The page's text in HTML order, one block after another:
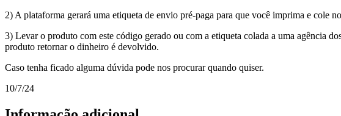
2) A plataforma gerará uma etiqueta de envio pré-paga para que você imprima e cole
3) Levar o produto com este código gerado ou com a etiqueta colada a uma agência
produto retornar o dinheiro é devolvido.
Caso tenha ficado alguma dúvida pode nos procurar quando quiser.
10/7/24